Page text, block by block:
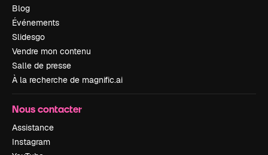
Blog
Événements
Slidesgo
Vendre mon contenu
Salle de presse
À la recherche de magnific.ai
Nous contacter
Assistance
Instagram